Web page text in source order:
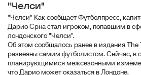
"Челси"
"Челси" Как сообщает Футболпресс,
Дарио Срна стал игроком, попавшим в
лондонского "Челси".
Об этом сообщалось ранее в издания The
развеяны самим футболистом. Сейчас, в
планирующимися межсезонными
что Дарио может оказаться в Лондоне.